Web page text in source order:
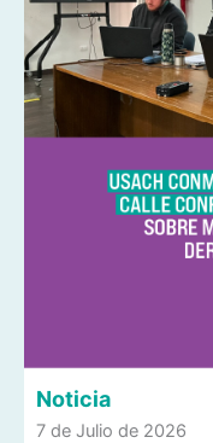
Noticia
7 de Julio de 2026